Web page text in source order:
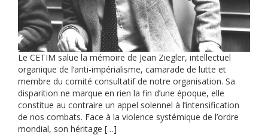
Le CETIM salue la mémoire de Jean Ziegler, intellectuel
organique de l’anti-impérialisme, camarade de lutte et
membre du comité consultatif de notre organisation. Sa
disparition ne marque en rien la fin d’une époque, elle
constitue au contraire un appel solennel à l’intensification
de nos combats. Face à la violence systémique de l’ordre
mondial, son héritage […]